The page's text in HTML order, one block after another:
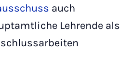
auch
Lehrende als